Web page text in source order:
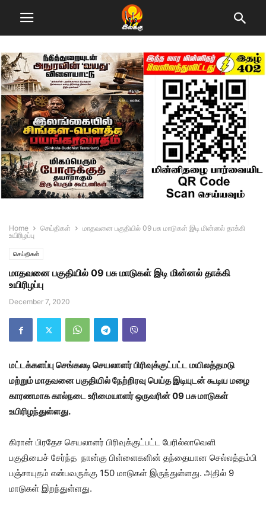
Home செய்திகள்
மாதவனை பகுதியில் 09 பசு மாடுகள் இடி மின்னல் தாக்கி
உயிரிழப்பு
செய்திகள்
மாதவனை பகுதியில் 09 பசு மாடுகள் இடி மின்னல் தாக்கி
உயிரிழப்பு
December 7, 2020
மட்டக்களப்பு செங்கலடி செயலாளர் பிரிவுக்குட்பட்ட மயிலத்தமடு
மற்றும் மாதவனை பகுதியில் நேற்றிரவு பெய்த இடியுடன் கூடிய மழை
காரணமாக கால்நடை உரிமையாளர் ஒருவரின் 09 பசு மாடுகள்
உயிரிழந்துள்ளது.
கிரான் பிரதேச செயலாளர் பிரிவுக்குட்பட்ட பேரில்லாவெளி
பகுதியைச் சேர்ந்த நான்கு பிள்ளைகளின் தந்தையான செல்லத்தம்பி
பஞ்சாயுதம் என்பவருக்கு 150 மாடுகள் இருந்துள்ளது. அதில் 9
மாடுகள் இறந்துள்ளது.